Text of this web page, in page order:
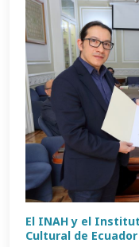
El INAH y el
Cultural de